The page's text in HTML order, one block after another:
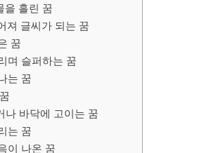
을 흘린 꿈
져 글씨가 되는 꿈
꿈
며 슬퍼하는 꿈
는 꿈
나 바닥에 고이는 꿈
는 꿈
이 나온 꿈